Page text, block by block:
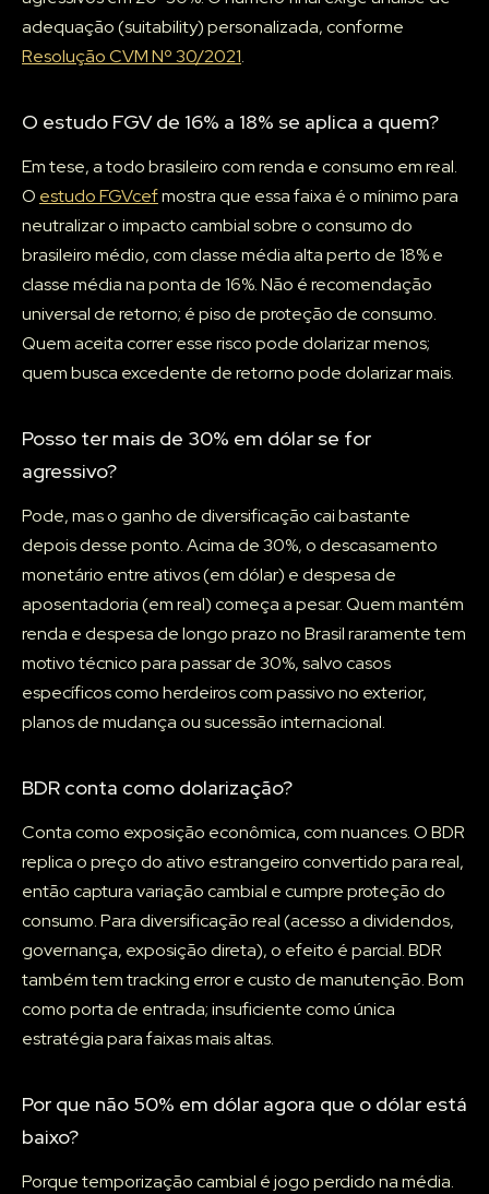
adequação (suitability) personalizada, conforme
Resolução CVM Nº 30/2021.
O estudo FGV de 16% a 18% se aplica a quem?
Em tese, a todo brasileiro com renda e consumo em real.
O estudo FGVcefmostra que essa faixa é o mínimo para
neutralizar o impacto cambial sobre o consumo do
brasileiro médio, com classe média alta perto de 18% e
classe média na ponta de 16%. Não é recomendação
universal de retorno; é piso de proteção de consumo.
Quem aceita correr esse risco pode dolarizar menos;
quem busca excedente de retorno pode dolarizar mais.
Posso ter mais de 30% em dólar se for
agressivo?
Pode, mas o ganho de diversificação cai bastante
depois desse ponto. Acima de 30%, o descasamento
monetário entre ativos (em dólar) e despesa de
aposentadoria (em real) começa a pesar. Quem mantém
renda e despesa de longo prazo no Brasil raramente tem
motivo técnico para passar de 30%, salvo casos
específicos como herdeiros com passivo no exterior,
planos de mudança ou sucessão internacional.
BDR conta como dolarização?
Conta como exposição econômica, com nuances. O BDR
replica o preço do ativo estrangeiro convertido para real,
então captura variação cambial e cumpre proteção do
consumo. Para diversificação real (acesso a dividendos,
governança, exposição direta), o efeito é parcial. BDR
também tem tracking error e custo de manutenção. Bom
como porta de entrada; insuficiente como única
estratégia para faixas mais altas.
Por que não 50% em dólar agora que o dólar está
baixo?
Porque temporização cambial é jogo perdido na média.